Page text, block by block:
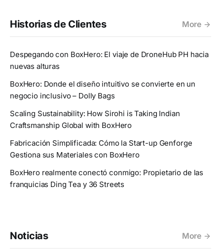
Historias de Clientes More
Despegando con BoxHero: El viaje de DroneHub PH hacia
nuevas alturas
BoxHero: Donde el diseño intuitivo se convierte en un
negocio inclusivo – Dolly Bags
Scaling Sustainability: How Sirohi is Taking Indian
Craftsmanship Global with BoxHero
Fabricación Simplificada: Cómo la Start-up Genforge
Gestiona sus Materiales con BoxHero
BoxHero realmente conectó conmigo: Propietario de las
franquicias Ding Tea y 36 Streets
Noticias More